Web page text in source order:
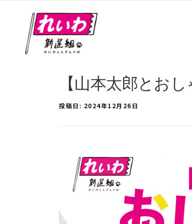
【山本太郎とお
投稿日: 2024年12月26日